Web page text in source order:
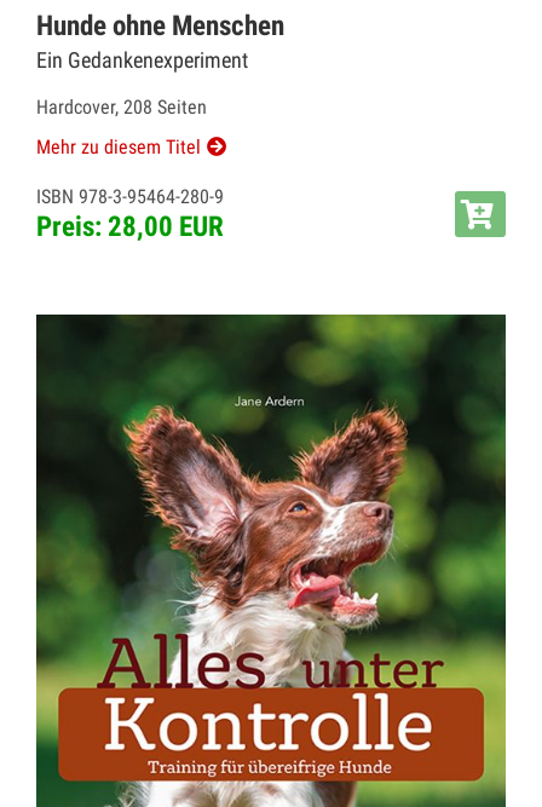
Hunde ohne Menschen
Ein Gedankenexperiment
Hardcover, 208 Seiten
Mehr zu diesem Titel
ISBN 978-3-95464-280-9
Preis: 28,00 EUR